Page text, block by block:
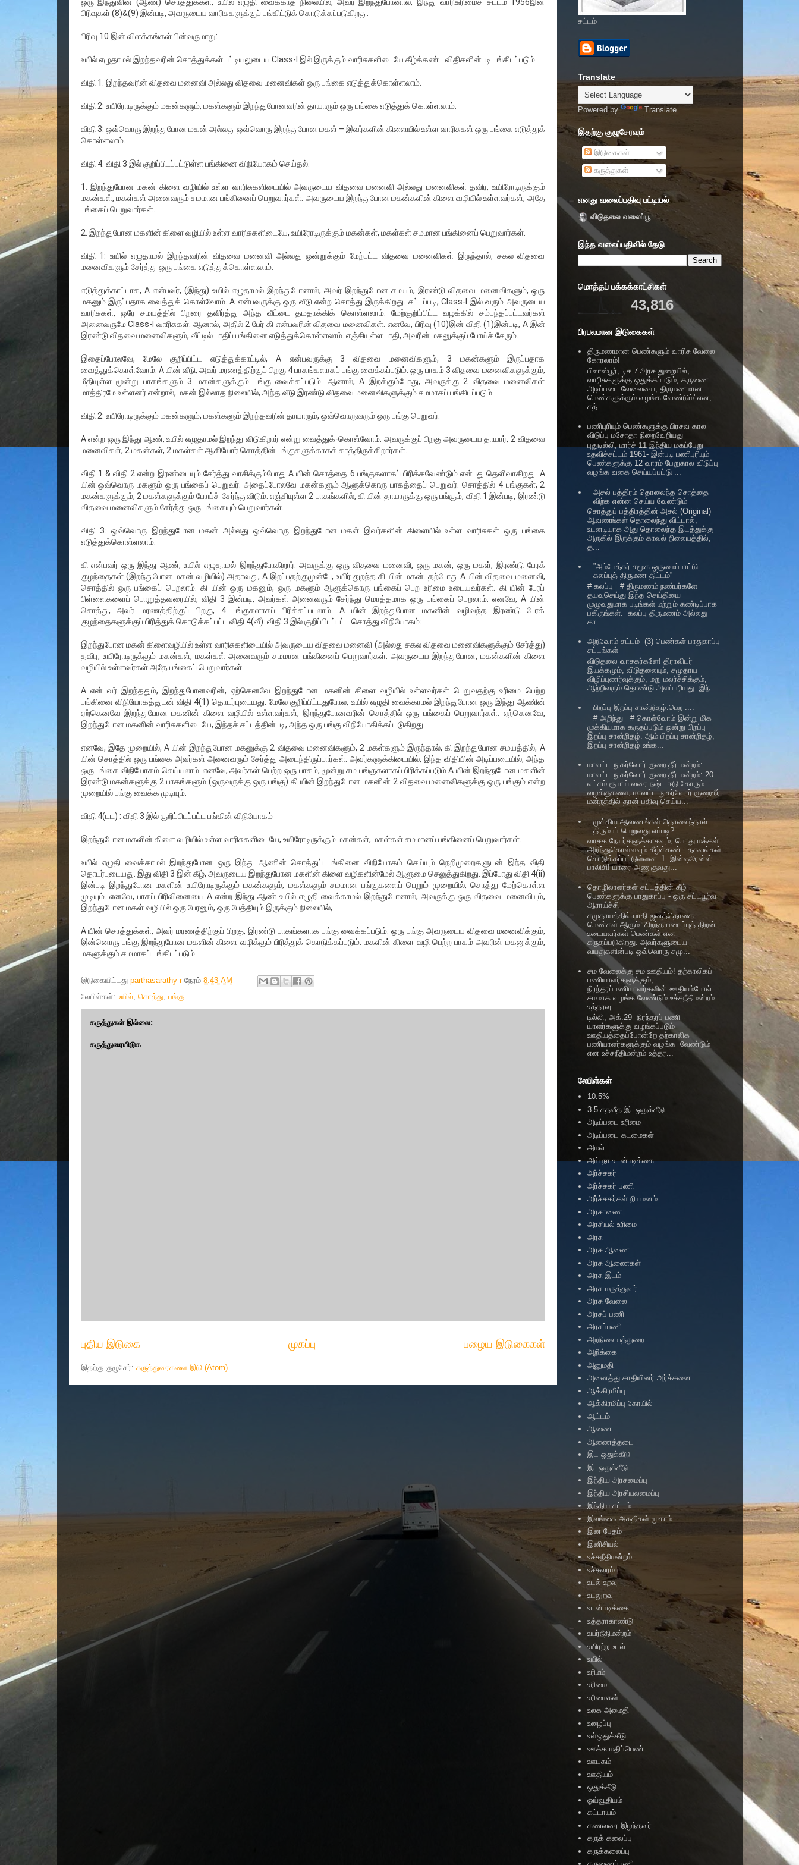
பிரிவுகள் (8)&(9) இன்படி, அவருடைய வாரிசுகளுக்குப் பங்கிட்டுக் கொடுக்கப்படுகிறது.
பிரிவு 10 இன் விளக்கங்கள் பின்வருமாறு:
உயில் எழுதாமல் இறந்தவரின் சொத்துக்கள் பட்டியலுடைய Class-I இல் இருக்கும் வாரிசுகளிடையே கீழ்க்கண்ட விதிகளின்படி பங்கிடப்படும்.
விதி 1: இறந்தவரின் விதவை மனைவி அல்லது விதவை மனைவிகள் ஒரு பங்கை எடுத்துக்கொள்ளலாம்.
விதி 2: உயிரோடிருக்கும் மகன்களும், மகள்களும் இறந்துபோனவரின் தாயாரும் ஒரு பங்கை எடுத்துக் கொள்ளலாம்.
விதி 3: ஒவ்வொரு இறந்துபோன மகன் அல்லது ஒவ்வொரு இறந்துபோன மகள் – இவர்களின் கிளையில் உள்ள வாரிசுகள் ஒரு பங்கை எடுத்துக்
கொள்ளலாம்.
விதி 4: விதி 3 இல் குறிப்பிடப்பட்டுள்ள பங்கினை விநியோகம் செய்தல்.
1. இறந்துபோன மகன் கிளை வழியில் உள்ள வாரிசுகளிடையில் அவருடைய விதவை மனைவி அல்லது மனைவிகள் தவிர, உயிரோடிருக்கும்
மகன்கள், மகள்கள் அனைவரும் சமமான பங்கினைப் பெறுவார்கள். அவருடைய இறந்துபோன மகன்களின் கிளை வழியில் உள்ளவர்கள், அதே
பங்கைப் பெறுவார்கள்.
2. இறந்துபோன மகளின் கிளை வழியில் உள்ள வாரிசுகளிடையே, உயிரோடிருக்கும் மகன்கள், மகள்கள் சமமான பங்கினைப் பெறுவார்கள்.
விதி 1: உயில் எழுதாமல் இறந்தவரின் விதவை மனைவி அல்லது ஒன்றுக்கும் மேற்பட்ட விதவை மனைவிகள் இருந்தால், சகல விதவை
மனைவிகளும் சேர்த்து ஒரு பங்கை எடுத்துக்கொள்ளலாம்.
எடுத்துக்காட்டாக, A என்பவர், (இந்து) உயில் எழுதாமல் இறந்துபோனால், அவர் இறந்துபோன சமயம், இரண்டு விதவை மனைவிகளும், ஒரு
மகனும் இருப்பதாக வைத்துக் கொள்வோம். A என்பவருக்கு ஒரு வீடு என்ற சொத்து இருக்கிறது. சட்டப்படி, Class-I இல் வரும் அவருடைய
வாரிசுகள், ஒரே சமயத்தில் பிறரை தவிர்த்து அந்த வீட்டை தமதாக்கிக் கொள்ளலாம். மேற்குறிப்பிட்ட வழக்கில் சம்பந்தப்பட்டவர்கள்
அனைவருமே Class-I வாரிசுகள். ஆனால், அதில் 2 பேர் கி என்பவரின் விதவை மனைவிகள். எனவே, பிரிவு (10)இன் விதி (1)இன்படி, A இன்
இரண்டு விதவை மனைவிகளும், வீட்டில் பாதிப் பங்கினை எடுத்துக்கொள்ளலாம். எஞ்சியுள்ள பாதி, அவரின் மகனுக்குப் போய்ச் சேரும்.
இதைப்போலவே, மேலே குறிப்பிட்ட எடுத்துக்காட்டில், A என்பவருக்கு 3 விதவை மனைவிகளும், 3 மகன்களும் இருப்பதாக
வைத்துக்கொள்வோம். A யின் வீடு, அவர் மரணத்திற்குப் பிறகு 4 பாகங்களாகப் பங்கு வைக்கப்படும். ஒரு பாகம் 3 விதவை மனைவிகளுக்கும்,
மீதியுள்ள மூன்று பாகங்களும் 3 மகன்களுக்கும் பங்கு வைக்கப்படும். ஆனால், A இறக்கும்போது, அவருக்கு 2 விதவை மனைவிகள்
மாத்திரமே உள்ளனர் என்றால், மகன் இல்லாத நிலையில், அந்த வீடு இரண்டு விதவை மனைவிகளுக்கும் சமமாகப் பங்கிடப்படும்.
விதி 2: உயிரோடிருக்கும் மகன்களும், மகள்களும் இறந்தவரின் தாயாரும், ஒவ்வொருவரும் ஒரு பங்கு பெறுவர்.
A என்ற ஒரு இந்து ஆண், உயில் எழுதாமல் இறந்து விடுகிறார் என்று வைத்துக்-கொள்வோம். அவருக்குப் பிறகு அவருடைய தாயார், 2 விதவை
மனைவிகள், 2 மகன்கள், 2 மகள்கள் ஆகியோர் சொத்தின் பங்குகளுக்காகக் காத்திருக்கிறார்கள்.
விதி 1 & விதி 2 என்ற இரண்டையும் சேர்த்து வாசிக்கும்போது A யின் சொத்தை 6 பங்குகளாகப் பிரிக்கவேண்டும் என்பது தெளிவாகிறது. A
யின் ஒவ்வொரு மகளும் ஒரு பங்கைப் பெறுவர். அதைப்போலவே மகன்களும் ஆளுக்கொரு பாகத்தைப் பெறுவர். சொத்தில் 4 பங்குகள், 2
மகன்களுக்கும், 2 மகள்களுக்கும் போய்ச் சேர்ந்துவிடும். எஞ்சியுள்ள 2 பாகங்களில், கி யின் தாயாருக்கு ஒரு பங்கும், விதி 1 இன்படி, இரண்டு
விதவை மனைவிகளும் சேர்த்து ஒரு பங்கையும் பெறுவார்கள்.
விதி 3: ஒவ்வொரு இறந்துபோன மகன் அல்லது ஒவ்வொரு இறந்துபோன மகள் இவர்களின் கிளையில் உள்ள வாரிசுகள் ஒரு பங்கை
எடுத்துக்கொள்ளலாம்.
கி என்பவர் ஒரு இந்து ஆண், உயில் எழுதாமல் இறந்துபோகிறார். அவருக்கு ஒரு விதவை மனைவி, ஒரு மகன், ஒரு மகள், இரண்டு பேரக்
குழந்தைகள் (இறந்துபோன மகன் வழியில்) அதாவது, A இறப்பதற்குமுன்பே, உயிர் துறந்த கி யின் மகன். தற்போது A யின் விதவை மனைவி,
சொத்தில் ஒரு பங்கைப் பெறலாம். கி யின் ஒரு மகனும், ஒரு மகளும் ஆளுக்கொரு பங்கைப் பெற உரிமை உடையவர்கள். கி யின் பேரப்
பிள்ளைகளைப் பொறுத்தவரையில், விதி 3 இன்படி, அவர்கள் அனைவரும் சேர்ந்து மொத்தமாக ஒரு பங்கைப் பெறலாம். எனவே, A யின்
சொத்து, அவர் மரணத்திற்குப் பிறகு, 4 பங்குகளாகப் பிரிக்கப்படலாம். A யின் இறந்துபோன மகனின் வழிவந்த இரண்டு பேரக்
குழந்தைகளுக்குப் பிரித்துக் கொடுக்கப்பட்ட விதி 4(வீ): விதி 3 இல் குறிப்பிடப்பட்ட சொத்து விநியோகம்:
இறந்துபோன மகன் கிளைவழியில் உள்ள வாரிசுகளிடையில் அவருடைய விதவை மனைவி (அல்லது சகல விதவை மனைவிகளுக்கும் சேர்த்து)
தவிர, உயிரோடிருக்கும் மகன்கள், மகள்கள் அனைவரும் சமமான பங்கினைப் பெறுவார்கள். அவருடைய இறந்துபோன, மகன்களின் கிளை
வழியில் உள்ளவர்கள் அதே பங்கைப் பெறுவார்கள்.
A என்பவர் இறந்ததும், இறந்துபோனவரின், ஏற்கெனவே இறந்துபோன மகனின் கிளை வழியில் உள்ளவர்கள் பெறுவதற்கு உரிமை பெற்ற
பங்கினை விநியோகத்துடன் விதி 4(1) தொடர்புடையது. மேலே குறிப்பிட்டதுபோல, உயில் எழுதி வைக்காமல் இறந்துபோன ஒரு இந்து ஆணின்
ஏற்கெனவே இறந்துபோன மகனின் கிளை வழியில் உள்ளவர்கள், இறந்துபோனவரின் சொத்தில் ஒரு பங்கைப் பெறுவார்கள். ஏற்கெனவே,
இறந்துபோன மகனின் வாரிசுகளிடையே, இந்தச் சட்டத்தின்படி, அந்த ஒரு பங்கு விநியோகிக்கப்படுகிறது.
எனவே, இதே முறையில், A யின் இறந்துபோன மகனுக்கு 2 விதவை மனைவிகளும், 2 மகள்களும் இருந்தால், கி இறந்துபோன சமயத்தில், A
யின் சொத்தில் ஒரு பங்கை அவர்கள் அனைவரும் சேர்த்து அடைந்திருப்பார்கள். அவர்களுக்கிடையில், இந்த விதியின் அடிப்படையில், அந்த
ஒரு பங்கை விநியோகம் செய்யலாம். எனவே, அவர்கள் பெற்ற ஒரு பாகம், மூன்று சம பங்குகளாகப் பிரிக்கப்படும் A யின் இறந்துபோன மகளின்
இரண்டு மகன்களுக்கு 2 பாகங்களும் (ஒருவருக்கு ஒரு பங்கு) கி யின் இறந்துபோன மகனின் 2 விதவை மனைவிகளுக்கு ஒரு பங்கும் என்ற
முறையில் பங்கு வைக்க முடியும்.
விதி 4(டட) : விதி 3 இல் குறிப்பிடப்பட்ட பங்கின் விநியோகம்
இறந்துபோன மகளின் கிளை வழியில் உள்ள வாரிசுகளிடையே, உயிரோடிருக்கும் மகன்கள், மகள்கள் சமமானப் பங்கினைப் பெறுவார்கள்.
உயில் எழுதி வைக்காமல் இறந்துபோன ஒரு இந்து ஆணின் சொத்துப் பங்கினை விநியோகம் செய்யும் நெறிமுறைகளுடன் இந்த விதி
தொடர்புடையது. இது விதி 3 இன் கீழ், அவருடைய இறந்துபோன மகளின் கிளை வழிகளின்மேல் ஆளுமை செலுத்துகிறது. இப்போது விதி 4(ii)
இன்படி இறந்துபோன மகளின் உயிரோடிருக்கும் மகன்களும், மகள்களும் சமமான பங்குகளைப் பெறும் முறையில், சொத்து மேற்கொள்ள
முடியும். எனவே, பாகப் பிரிவினையை A என்ற இந்து ஆண் உயில் எழுதி வைக்காமல் இறந்துபோனால், அவருக்கு ஒரு விதவை மனைவியும்,
இறந்துபோன மகள் வழியில் ஒரு பேரனும், ஒரு பேத்தியும் இருக்கும் நிலையில்,
A யின் சொத்துக்கள், அவர் மரணத்திற்குப் பிறகு, இரண்டு பாகங்களாக பங்கு வைக்கப்படும். ஒரு பங்கு அவருடைய விதவை மனைவிக்கும்,
இன்னொரு பங்கு இறந்துபோன மகளின் கிளை வழிக்கும் பிரித்துக் கொடுக்கப்படும். மகளின் கிளை வழி பெற்ற பாகம் அவரின் மகனுக்கும்,
மகளுக்கும் சமமாகப் பங்கிடப்படும்.
இடுகையிட்டது parthasarathy r நேரம் 8:43 AM
லேபிள்கள்: உயில் சொத்து, பங்கு
கருத்துகள் இல்லை:
கருத்துரையிடுக
புதிய இடுகை பழைய இடுகைகள்
முகப்பு
இதற்கு குழுசேர்: கருத்துரைகளை இடு (Atom)
சட்டம்
Translate
Powered by Translate
இதற்கு குழுசேரவும்
இடுகைகள்
கருத்துகள்
எனது வலைப்பதிவு பட்டியல்
விடுதலை வலைப்பூ
இந்த வலைப்பதிவில் தேடு
மொத்தப் பக்கக்காட்சிகள்
43,816
பிரபலமான இடுகைகள்
திருமணமான பெண்களும் வாரிசு வேலை
கோரலாம்!
பிலாஸ்பூர், டிச.7 அரசு துறையில்,
வாரிசுகளுக்கு ஒதுக்கப்படும், கருணை
அடிப்படை வேலையை, திருமணமான
பெண்களுக்கும் வழங்க வேண்டும்' என,
சத்...
பணிபுரியும் பெண்களுக்கு பிரசவ கால
விடுப்பு மசோதா நிறைவேறியது
புதுடில்லி, மார்ச் 11 இந்திய மகப்பேறு
உதவிச்சட்டம் 1961- இன்படி பணிபுரியும்
பெண்களுக்கு 12 வாரம் பேறுகால விடுப்பு
வழங்க வகை செய்யப்பட்டு ...
அசல் பத்திரம் தொலைந்த சொத்தை
விற்க என்ன செய்ய வேண்டும்
சொத்துப் பத்திரத்தின் அசல் (Original)
ஆவணங்கள் தொலைந்து விட்டால்,
உடனடியாக அது தொலைந்த இடத்துக்கு
அருகில் இருக்கும் காவல் நிலையத்தில்,
த...
”அம்பேத்கர் சமூக ஒருமைப்பாட்டு
கலப்புத் திருமண திட்டம்”
# கலப்பு # திருமணம் நண்பர்களே
தயவுசெய்து இந்த செய்தியை
முழுவதுமாக படிங்கள் மற்றும் கண்டிப்பாக
பகிருங்கள். கலப்பு திருமணம் அல்லது
கா...
அறிவோம் சட்டம் -(3) பெண்கள் பாதுகாப்பு
சட்டங்கள்
விடுதலை வாசகர்களே! திராவிடர்
இயக்கமும், விடுதலையும், சமுதாய
விழிப்புணர்வுக்கும், மறு மலர்ச்சிக்கும்,
ஆற்றிவரும் தொண்டு அளப்பரியது. இந்...
பிறப்பு இறப்பு சான்றிதழ்.பெற ....
# அறிந்து # கொள்வோம் இன்று மிக
முக்கியமாக கருதப்படும் ஒன்று பிறப்பு
இறப்பு சான்றிதழ். ஆம் பிறப்பு சான்றிதழ்,
இறப்பு சான்றிதழ் உங்க...
மாவட்ட நுகர்வோர் குறை தீர் மன்றம்:
மாவட்ட நுகர்வோர் குறை தீர் மன்றம்: 20
லட்சம் ரூபாய் வரை நஷ்ட ஈடு கோரும்
வழக்குகளை, மாவட்ட நுகர்வோர் குறைதீர்
மன்றத்தில் தான் பதிவு செய்ய...
முக்கிய ஆவணங்கள் தொலைந்தால்
திரும்பப் பெறுவது எப்படி?
வாசக நேயர்களுக்காகவும், பொது மக்கள்
அறிந்துகொள்ளவும் கீழ்க்கண்ட தகவல்கள்
கொடுக்கப்பட்டுள்ளன. 1. இன்ஷூரன்ஸ்
பாலிசி! யாரை அணுகுவது...
தொழிலாளர்கள் சட்டத்தின் கீழ்
பெண்களுக்கு பாதுகாப்பு - ஒரு சட்டபூர்வ
ஆராய்ச்சி
சமுதாயத்தில் பாதி ஜனத்தொகை
பெண்கள் ஆகும். சிறந்த படைப்புத் திறன்
உடையவர்கள் பெண்கள் என
கருதப்படுகிறது. அவர்களுடைய
வயதுகளின்படி ஒவ்வொரு சமு...
சம வேலைக்கு சம ஊதியம்! தற்காலிகப்
பணியாளர்களுக்கும்,
நிரந்தரப்பணியாளர்களின் ஊதியம்போல்
சமமாக வழங்க வேண்டும் உச்சநீதிமன்றம்
உத்தரவு
டில்லி, அக்.29 நிரந்தரப் பணி
யாளர்களுக்கு வழங்கப்படும்
ஊதியத்தைப்போன்றே தற்காலிக
பணியாளர்களுக்கும் வழங்க வேண்டும்
என உச்சநீதிமன்றம் உத்தர...
லேபிள்கள்
10.5%
3.5 சதவீத இடஒதுக்கீடு
அடிப்படை உரிமை
அடிப்படை கடமைகள்
அமல்
அய்.நா உடன்படிக்கை
அர்ச்சகர்
அர்ச்சகர் பணி
அர்ச்சகர்கள் நியமனம்
அரசாணை
அரசியல் உரிமை
அரசு
அரசு ஆணை
அரசு ஆணைகள்
அரசு இடம்
அரசு மருத்துவர்
அரசு வேலை
அரசுப் பணி
அரசுப்பணி
அறநிலையத்துறை
அறிக்கை
அனுமதி
அனைத்து சாதியினர் அர்ச்சனை
ஆக்கிரமிப்பு
ஆக்கிரமிப்பு கோயில்
ஆட்டம்
ஆணை
ஆணைத்தடை
இட ஒதுக்கீடு
இடஒதுக்கீடு
இந்திய அரசமைப்பு
இந்திய அரசியலமைப்பு
இந்திய சட்டம்
இலங்கை அகதிகள் முகாம்
இன பேதம்
இனிசியல்
உச்சநீதிமன்றம்
உச்சவரம்பு
உடல் உறவு
உடலுறவு
உடன்படிக்கை
உத்தராகாண்டு
உயர்நீதிமன்றம்
உயிரற்ற உடல்
உயில்
உரிமம்
உரிமை
உரிமைகள்
உலக அமைதி
உழைப்பு
உள்ஒதுக்கீடு
ஊக்க மதிப்பெண்
ஊடகம்
ஊதியம்
ஒதுக்கீடு
ஓய்வூதியம்
கட்டாயம்
கணவரை இழந்தவர்
கருக் கலைப்பு
கருக்கலைப்பு